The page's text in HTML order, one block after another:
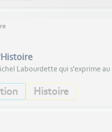
Labourdette qui s'exprime au
Histoire